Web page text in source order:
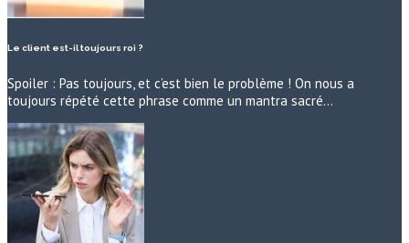
Le client est-il toujours roi ?
Spoiler : Pas toujours, et c’est bien le problème ! On nous a
toujours répété cette phrase comme un mantra sacré…